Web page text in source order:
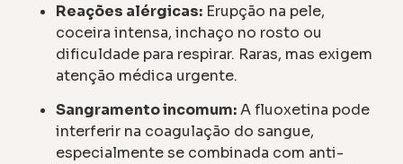
Reações alérgicas: Erupção na pele,
coceira intensa, inchaço no rosto ou
dificuldade para respirar. Raras, mas exigem
atenção médica urgente.
Sangramento incomum:A fluoxetina pode
interferir na coagulação do sangue,
especialmente se combinada com anti-